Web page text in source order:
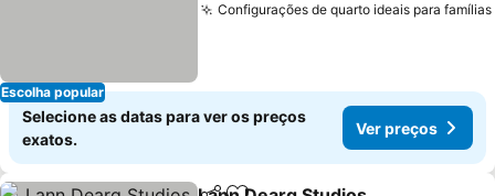
Escolha popular
Configurações de quarto ideais para famílias
Selecione as datas para ver os preços
exatos.
Ver preços